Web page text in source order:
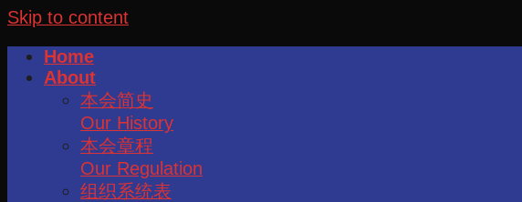
Skip to content
Home
About
本会简史
Our History
本会章程
Our Regulation
组织系统表